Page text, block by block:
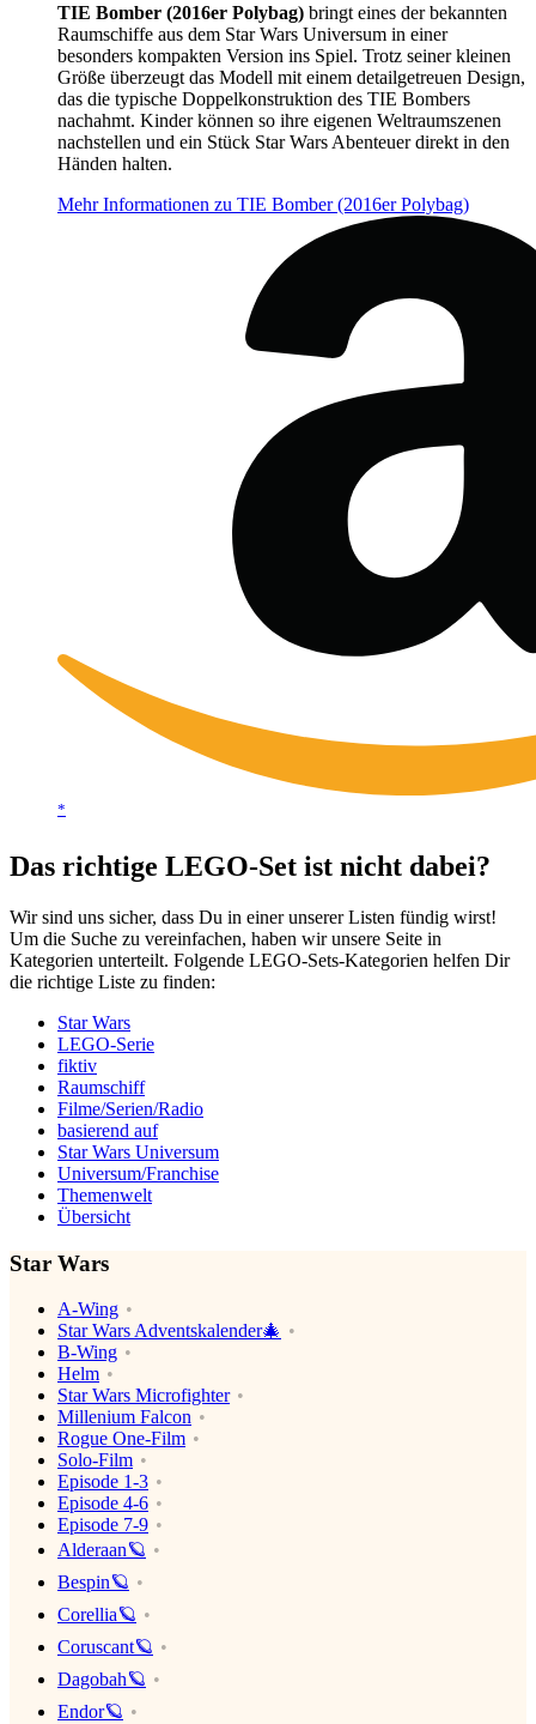
TIE Bomber (2016er Polybag) bringt eines der bekannten
Raumschiffe aus dem Star Wars Universum in einer
besonders kompakten Version ins Spiel. Trotz seiner kleinen
Größe überzeugt das Modell mit einem detailgetreuen Design,
das die typische Doppelkonstruktion des TIE Bombers
nachahmt. Kinder können so ihre eigenen Weltraumszenen
nachstellen und ein Stück Star Wars Abenteuer direkt in den
Händen halten.
Mehr Informationen zu TIE Bomber (2016er Polybag)
*
Das richtige LEGO-Set ist nicht dabei?
Wir sind uns sicher, dass Du in einer unserer Listen fündig wirst!
Um die Suche zu vereinfachen, haben wir unsere Seite in
Kategorien unterteilt. Folgende LEGO-Sets-Kategorien helfen Dir
die richtige Liste zu finden:
Star Wars
LEGO-Serie
fiktiv
Raumschiff
Filme/Serien/Radio
basierend auf
Star Wars Universum
Universum/Franchise
Themenwelt
Übersicht
Star Wars
A-Wing
Star Wars Adventskalender🎄
B-Wing
Helm
Star Wars Microfighter
Millenium Falcon
Rogue One-Film
Solo-Film
Episode 1-3
Episode 4-6
Episode 7-9
Alderaan🪐
Bespin🪐
Corellia🪐
Coruscant🪐
Dagobah🪐
Endor🪐